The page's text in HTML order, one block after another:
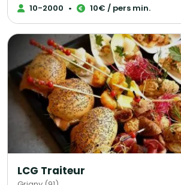
maison, avec des produits frais, de saison livré en
réutilisables 0 déchet ou recyclables en véhicules
et votre budget !
10-2000 • 10€ / pers min.
LCG Traiteur